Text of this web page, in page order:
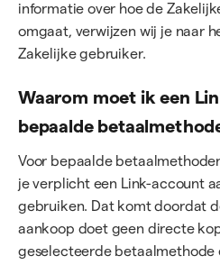
informatie over hoe de
omgaat, verwijzen wij je naar
Zakelijke gebruiker.
Waarom moet ik een
bepaalde
Voor bepaalde
je verplicht een Link-account
gebruiken. Dat komt doordat
aankoop doet geen directe
geselecteerde betaalmethode